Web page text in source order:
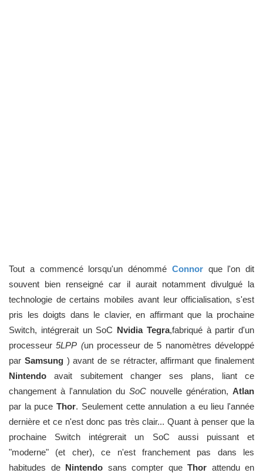
Tout a commencé lorsqu'un dénommé Connorque l'on dit
souvent bien renseigné car il aurait notamment divulgué la
technologie de certains mobiles avant leur officialisation, s'est
pris les doigts dans le clavier, en affirmant que la prochaine
Switch, intégrerait un SoC Nvidia Tegra,fabriqué à partir d'un
processeur 5LPP (un processeur de 5 nanomètres développé
par Samsung) avant de se rétracter, affirmant que finalement
Nintendoavait subitement changer ses plans, liant ce
changement à l'annulation du SoC nouvelle génération, Atlan
par la puceThor. Seulement cette annulation a eu lieu l'année
dernière et ce n'est donc pas très clair... Quant à penser que la
prochaine Switch intégrerait un SoC aussi puissant et
"moderne" (et cher), ce n'est franchement pas dans les
habitudes de Nintendo sans compter que Thor attendu en